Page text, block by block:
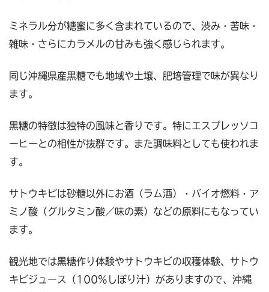
ミネラル分が糖蜜に多く含まれているので、渋み・苦味・
雑味・さらにカラメルの甘みも強く感じられます。
同じ沖縄県産黒糖でも地域や土壌、肥培管理で味が異なり
ます。
黒糖の特徴は独特の風味と香りです。特にエスプレッソコ
ーヒーとの相性が抜群です。また調味料としても使われま
す。
サトウキビは砂糖以外にお酒（ラム酒）・バイオ燃料・ア
ミノ酸（グルタミン酸／味の素）などの原料にもなってい
ます。
観光地では黒糖作り体験やサトウキビの収穫体験、サトウ
キビジュース（100%しぼり汁）がありますので、沖縄